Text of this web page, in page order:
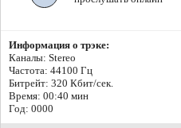
Информация о трэке:
Каналы: Stereo
Частота: 44100 Гц
Битрейт: 320 Кбит/сек.
Время: 00:40 мин
Год: 0000